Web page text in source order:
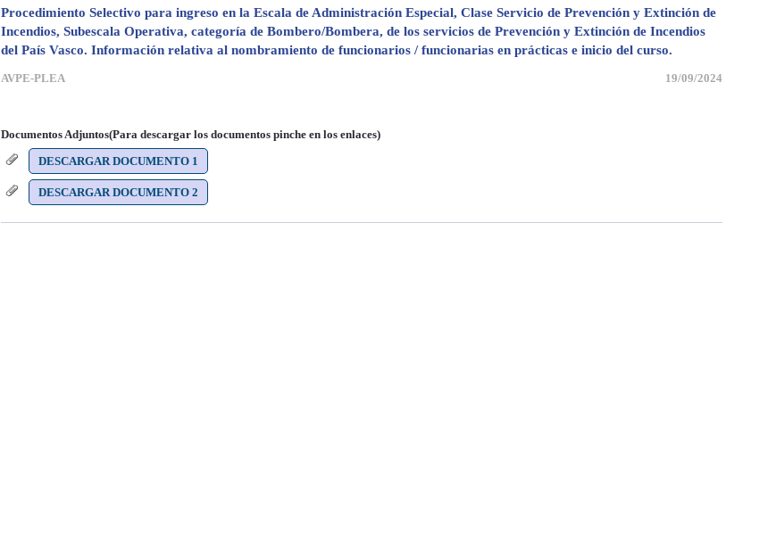
Procedimiento Selectivo para ingreso en la Escala de Administración Especial, Clase Servicio de Prevención y Extinción de
Incendios, Subescala Operativa, categoría de Bombero/Bombera, de los servicios de Prevención y Extinción de Incendios
del País Vasco. Información relativa al nombramiento de funcionarios / funcionarias en prácticas e inicio del curso.
AVPE-PLEA 19/09/2024
Documentos Adjuntos(Para descargar los documentos pinche en los enlaces)
DESCARGAR DOCUMENTO 1
DESCARGAR DOCUMENTO 2